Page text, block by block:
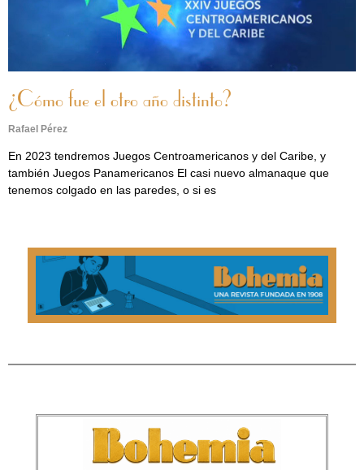
¿Cómo fue el otro año distinto?
Rafael Pérez
En 2023 tendremos Juegos Centroamericanos y del Caribe, y
también Juegos Panamericanos El casi nuevo almanaque que
tenemos colgado en las paredes, o si es